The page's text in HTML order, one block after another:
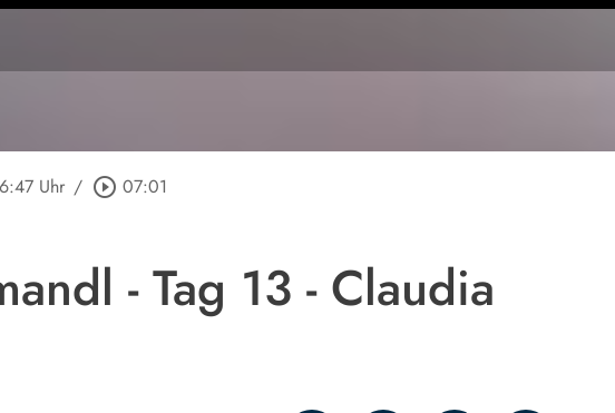
Uhr / play_circle_outline 07:01
- Tag 13 - Claudia